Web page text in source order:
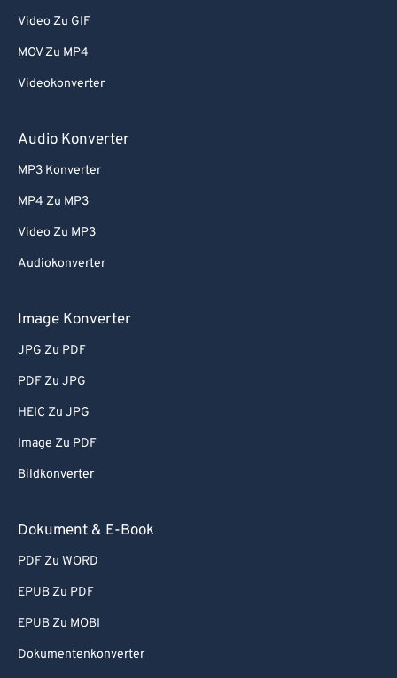
Video Zu GIF
MOV Zu MP4
Videokonverter
Audio Konverter
MP3 Konverter
MP4 Zu MP3
Video Zu MP3
Audiokonverter
Image Konverter
JPG Zu PDF
PDF Zu JPG
HEIC Zu JPG
Image Zu PDF
Bildkonverter
Dokument & E-Book
PDF Zu WORD
EPUB Zu PDF
EPUB Zu MOBI
Dokumentenkonverter